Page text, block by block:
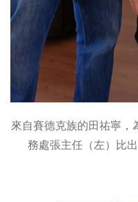
來自賽德克族的田祐寧，
務處張主任（左）比